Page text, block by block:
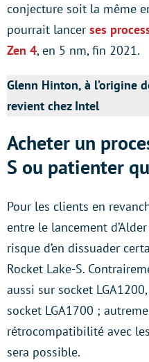
conjecture soit la même
pourrait lancer ses
Zen 4, en 5 nm, fin 2021.
Glenn Hinton, à l’origine
revient chez Intel
Acheter un
S ou patienter
Pour les clients en
entre le lancement
risque d’en dissuader
Rocket Lake-S.
aussi sur socket
socket LGA1700 ;
rétrocompatibilité avec
sera possible.